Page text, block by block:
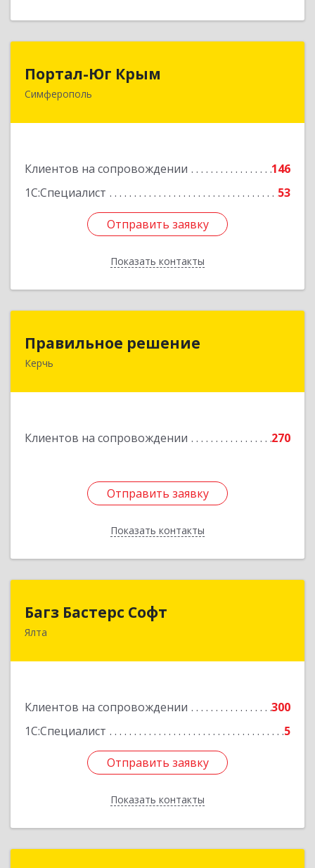
Портал-Юг Крым
Симферополь
Клиентов на сопровождении
146
1С:Специалист
53
Отправить заявку
Показать контакты
295015, Крым Респ, Симферополь г, Козлова ул,
Отправить заявку
Назад
Правильное решение
Керчь
Клиентов на сопровождении 270
Отправить заявку
Показать контакты
298330, Крым Респ, Керчь г, Адмиралтейский
Отправить заявку
Назад
Багз Бастерс Софт
Ялта
Клиентов на сопровождении
300
1С:Специалист
5
Отправить заявку
Показать контакты
Багз Бастерс Софт
298603, Крым Респ, Ялта г, Свердлова ул, дом №
Отправить заявку
Назад